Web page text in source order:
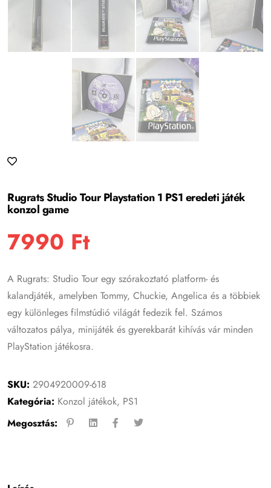
Rugrats Studio Tour Playstation 1 PS1 eredeti játék
konzol game
7990 Ft
A Rugrats: Studio Tour egy szórakoztató platform- és
kalandjáték, amelyben Tommy, Chuckie, Angelica és a többiek
egy különleges filmstúdió világát fedezik fel. Számos
változatos pálya, minijáték és gyerekbarát kihívás vár minden
PlayStation játékosra.
SKU:2904920009-618
Kategória: Konzol játékok, PS1
Megosztás: